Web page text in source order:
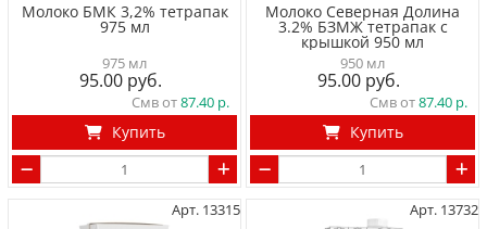
Молоко БМК 3,2% тетрапак
975 мл
975 мл
95.00
Смв от87.40
Купить
Молоко Северная Долина
3.2% БЗМЖ тетрапак с
крышкой 950 мл
950 мл
95.00
Смв от87.40
Купить
Арт. 13315 Арт. 13732